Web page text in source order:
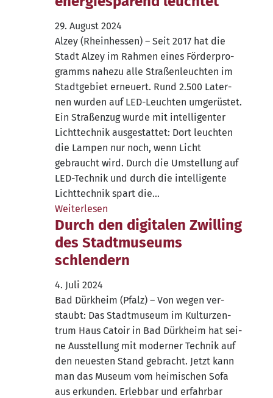
29. August 2024
Alzey (Rhein­hes­sen) – Seit 2017 hat die
Stadt Alzey im Rah­men eines För­der­pro­
gramms nahe­zu alle Stra­ßen­leuch­ten im
Stadt­ge­biet erneu­ert. Rund 2.500 Later­
nen wur­den auf LED-Leuch­­ten umge­rüs­tet.
Ein Stra­ßen­zug wur­de mit intel­li­gen­ter
Licht­tech­nik aus­ge­stat­tet: Dort leuch­ten
die Lam­pen nur noch, wenn Licht
gebraucht wird. Durch die Umstel­lung auf
LED-Tech­­nik und durch die intel­li­gen­te
Licht­tech­nik spart die…
Wei­ter­le­sen
Durch den digitalen Zwilling
des Stadtmuseums
schlendern
4. Juli 2024
Bad Dürk­heim (Pfalz) – Von wegen ver­
staubt: Das Stadt­mu­se­um im Kul­tur­zen­
trum Haus Catoir in Bad Dürk­heim hat sei­
ne Aus­stel­lung mit moder­ner Tech­nik auf
den neu­es­ten Stand gebracht. Jetzt kann
man das Muse­um vom hei­mi­schen Sofa
aus erkun­den. Erleb­bar und erfahr­bar